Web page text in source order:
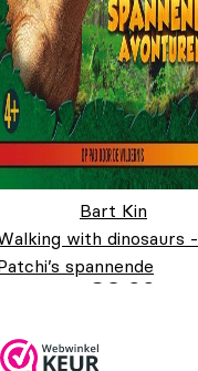
Bart Kin
with dinosaurs -
spannende
€ 3,99